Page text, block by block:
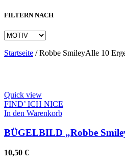
FILTERN NACH
Startseite /Robbe SmileyAlle 10
Quick view
FIND’ ICH NICE
In den Warenkorb
BÜGELBILD „Robbe
10,50 €